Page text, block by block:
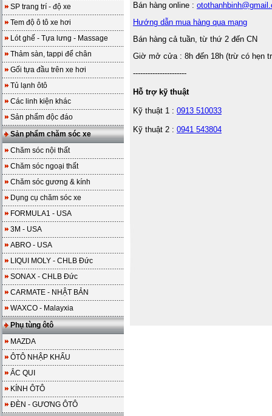
SP trang trí - độ xe
Tem độ ô tô xe hơi
Lót ghế - Tựa lưng - Massage
Thảm sàn, tappi để chân
Gối tựa đầu trên xe hơi
Tủ lạnh ôtô
Các linh kiện khác
Sản phẩm độc đáo
Sản phẩm chăm sóc xe
Chăm sóc nội thất
Chăm sóc ngoại thất
Chăm sóc gương & kính
Dụng cụ chăm sóc xe
FORMULA1 - USA
3M - USA
ABRO - USA
LIQUI MOLY - CHLB Đức
SONAX - CHLB Đức
CARMATE - NHẬT BẢN
WAXCO - Malayxia
Phụ tùng ôtô
MAZDA
ÔTÔ NHẬP KHẨU
ẮC QUI
KÍNH ÔTÔ
ĐÈN - GƯƠNG ÔTÔ
Bán hàng online :
Hướng dẫn mua hàng qua mạng
Bán hàng cả tuần, từ thứ 2 đến CN
Giờ mở cửa : 8h đến 18h (trừ có hẹn
----------------------
Hỗ trợ kỹ thuật
Kỹ thuật 1 : 0913 510033
Kỹ thuật 2 : 0941 543804